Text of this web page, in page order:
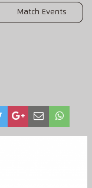
Match Events